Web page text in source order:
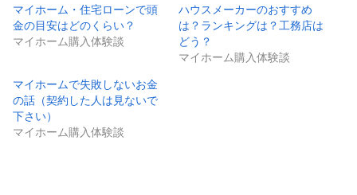
t
e
r
で
共
新
し
い
ウ
ィ
ン
有
す
る
に
は
ッ
ク
し
だ
マイホーム・住宅ローンで頭
金の目安はどのくらい？
マイホーム購入体験談
ハウスメーカーのおすすめ
は？ランキングは？工務店は
どう？
マイホーム購入体験談
マイホームで失敗しないお金
の話（契約した人は見ないで
下さい）
マイホーム購入体験談